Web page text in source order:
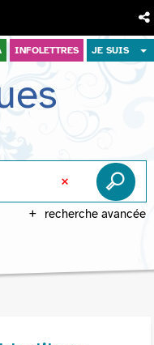
INFOLETTRES JE SUIS
recherche avancée